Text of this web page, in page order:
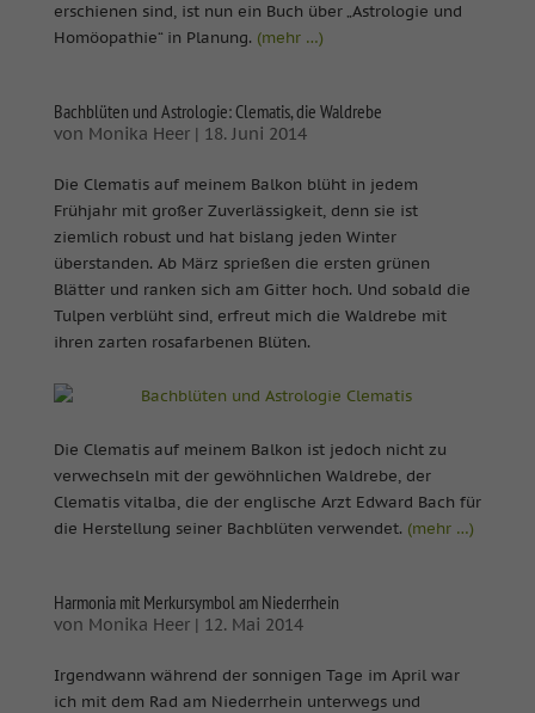
erschienen sind, ist nun ein Buch über „Astrologie und
Homöopathie“ in Planung. (mehr …)
Bachblüten und Astrologie: Clematis, die Waldrebe
von Monika Heer| 18. Juni 2014
Die Clematis auf meinem Balkon blüht in jedem
Frühjahr mit großer Zuverlässigkeit, denn sie ist
ziemlich robust und hat bislang jeden Winter
überstanden. Ab März sprießen die ersten grünen
Blätter und ranken sich am Gitter hoch. Und sobald die
Tulpen verblüht sind, erfreut mich die Waldrebe mit
ihren zarten rosafarbenen Blüten.
Die Clematis auf meinem Balkon ist jedoch nicht zu
verwechseln mit der gewöhnlichen Waldrebe, der
Clematis vitalba, die der englische Arzt Edward Bach für
die Herstellung seiner Bachblüten verwendet. (mehr …)
Harmonia mit Merkursymbol am Niederrhein
von Monika Heer| 12. Mai 2014
Irgendwann während der sonnigen Tage im April war
ich mit dem Rad am Niederrhein unterwegs und